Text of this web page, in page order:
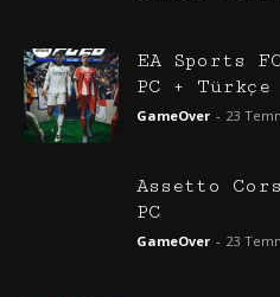
EA Sports
PC + Türkçe
GameOver - 23
Assetto
PC
GameOver - 23